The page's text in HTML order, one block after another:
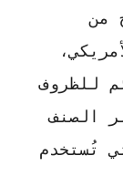
من
للظروف
الصنف
تُستخدم